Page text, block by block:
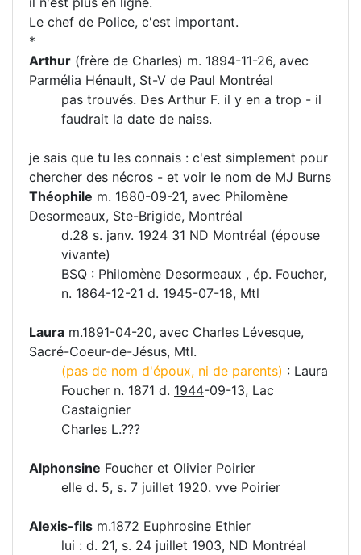
Le chef de Police, c'est important.
*
Arthur (frère de Charles) m. 1894-11-26, avec
Parmélia Hénault, St-V de Paul Montréal
pas trouvés. Des Arthur F. il y en a trop - il
faudrait la date de naiss.
je sais que tu les connais : c'est simplement pour
chercher des nécros - et voir le nom de MJ Burns
Théophile m. 1880-09-21, avec Philomène
Desormeaux, Ste-Brigide, Montréal
d.28 s. janv. 1924 31 ND Montréal (épouse
vivante)
BSQ : Philomène Desormeaux , ép. Foucher,
n. 1864-12-21 d. 1945-07-18, Mtl
Laura m.1891-04-20, avec Charles Lévesque,
Sacré-Coeur-de-Jésus, Mtl.
(pas de nom d'époux, ni de parents) : Laura
Foucher n. 1871 d. 1944-09-13, Lac
Castaignier
Charles L.???
Alphonsine Foucher et Olivier Poirier
elle d. 5, s. 7 juillet 1920. vve Poirier
Alexis-fils m.1872 Euphrosine Ethier
lui : d. 21, s. 24 juillet 1903, ND Montréal